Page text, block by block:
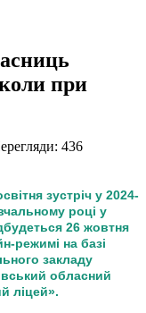
при
436
зустріч у 2024-
році у
26 жовтня
режимі на базі
закладу
обласний
ліцей».